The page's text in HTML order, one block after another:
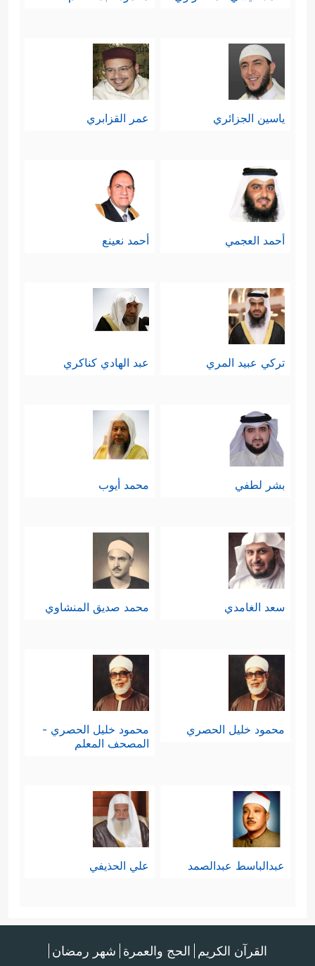
ياسين الجزائري عمر القزابري
أحمد العجمي أحمد نعينع
تركي عبيد المري عبد الهادي كناكري
بشر لطفي محمد أيوب
سعد الغامدي محمد صديق المنشاوي
محمود خليل الحصري
محمود خليل الحصري -
المصحف المعلم
عبدالباسط عبدالصمد علي الحذيفي
القرآن الكريم الحج والعمرة شهر رمضان